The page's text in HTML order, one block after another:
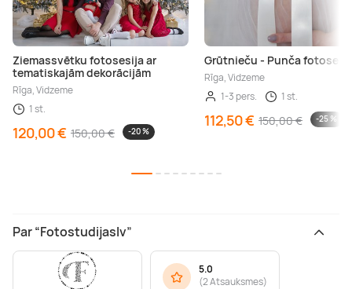
Ziemassvētku fotosesija ar
tematiskajām dekorācijām
Rīga, Vidzeme
1 st.
120,00 € 150,00 € -20 %
Grūtnieču - Punča
Rīga, Vidzeme
1-3 pers.
1 st.
112,50 € 150,00 € -25 %
Par “Fotostudijaslv”
5.0
(2 Atsauksmes)